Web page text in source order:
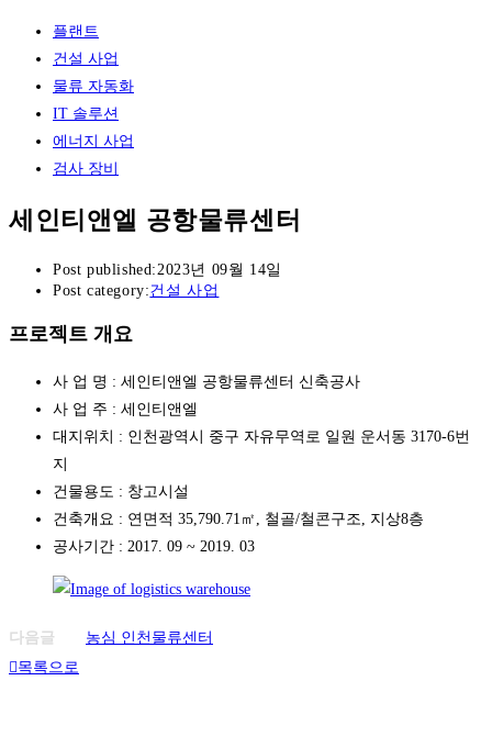
플랜트
건설 사업
물류 자동화
IT 솔루션
에너지 사업
검사 장비
세인티앤엘 공항물류센터
Post published:2023년 09월 14일
Post category:건설 사업
프로젝트 개요
사 업 명 : 세인티앤엘 공항물류센터 신축공사
사 업 주 : 세인티앤엘
대지위치 : 인천광역시 중구 자유무역로 일원 운서동 3170-6번
지
건물용도 : 창고시설
건축개요 : 연면적 35,790.71㎡, 철골/철콘구조, 지상8층
공사기간 : 2017. 09 ~ 2019. 03
다음글
농심 인천물류센터
목록으로